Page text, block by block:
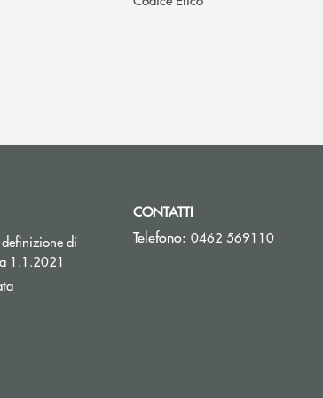
di
1.1.2021
CONTATTI
Telefono: 0462 569110